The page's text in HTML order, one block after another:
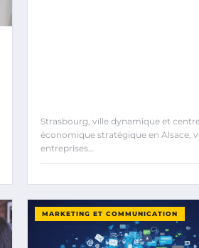
Strasbourg, ville dynamique et
économique stratégique en Alsace,
entreprises…
MARKETING ET COMMUNICATION